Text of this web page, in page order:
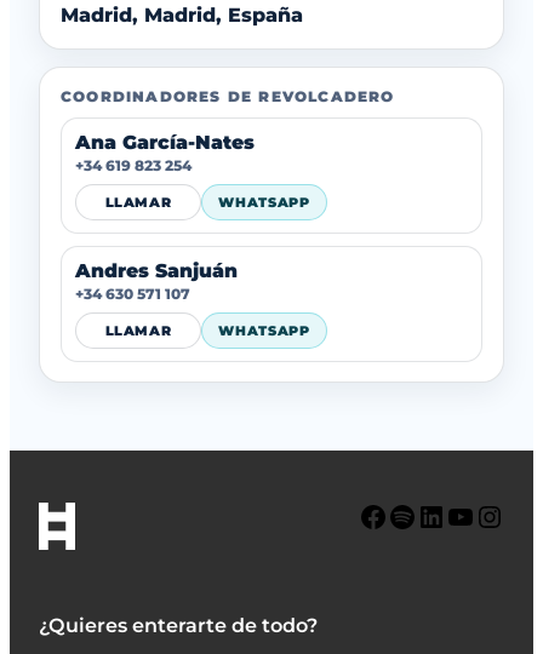
Madrid, Madrid, España
COORDINADORES DE REVOLCADERO
Ana García-Nates
+34 619 823 254
LLAMAR WHATSAPP
Andres Sanjuán
+34 630 571 107
LLAMAR WHATSAPP
¿Quieres enterarte de todo?
Facebook Spotify LinkedIn YouTube Instagram